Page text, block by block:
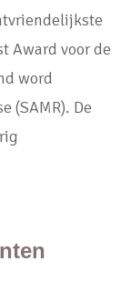
Award voor de
word
(SAMR). De